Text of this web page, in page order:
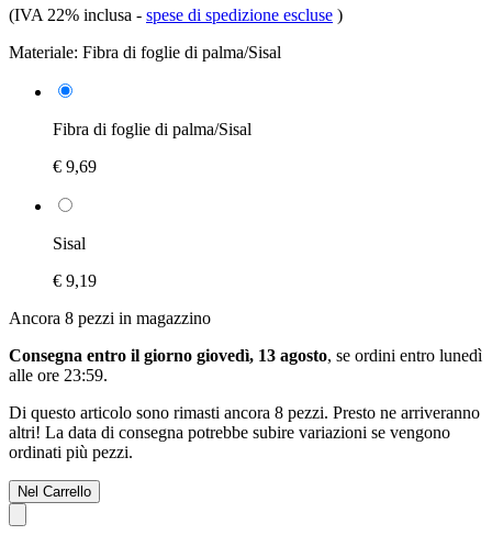
(IVA 22% inclusa - spese di spedizione escluse )
Materiale: Fibra di foglie di palma/Sisal
Fibra di foglie di palma/Sisal
€ 9,69
Sisal
€ 9,19
Ancora 8 pezzi in magazzino
Consegna entro il giorno giovedì, 13 agosto, se ordini entro lunedì
alle ore 23:59.
Di questo articolo sono rimasti ancora 8 pezzi. Presto ne arriveranno
altri! La data di consegna potrebbe subire variazioni se vengono
ordinati più pezzi.
Nel Carrello